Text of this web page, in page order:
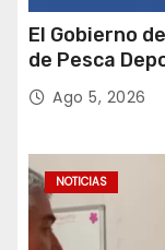
e
e
t
El Gobierno
de Pesca
2026-2027
Ago 5, 2026
NOTICIAS